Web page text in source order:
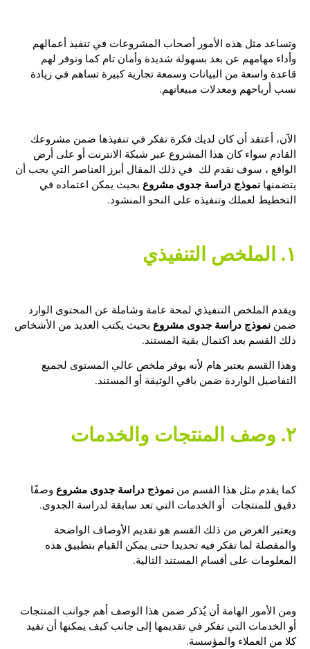
وتساعد مثل هذه الأمور أصحاب المشروعات في تنفيذ أعمالهم
وأداء مهامهم عن بعد بسهولة شديدة وأمان تام كما وتوفر لهم
قاعدة واسعة من البيانات وسمعة تجارية كبيرة تساهم في زيادة
نسب أرباحهم ومعدلات مبيعاتهم.
الآن، أعتقد أن كان لديك فكرة تفكر في تنفيذها ضمن مشروعك
القادم سواء كان هذا المشروع عبر شبكة الانترنت أو على أرض
الواقع ، سوف نقدم لك في ذلك المقال أبرز العناصر التي يجب أن
يتضمنهانموذج دراسة جدوى مشروع بحيث يمكن اعتماده في
التخطيط لعملك وتنفيذه على النحو المنشود.
ويقدم الملخص التنفيذي لمحة عامة وشاملة عن المحتوى الوارد
ضمننموذج دراسة جدوى مشروع بحيث يكتب العديد من الأشخاص
ذلك القسم بعد اكتمال بقية المستند.
وهذا القسم يعتبر هام لأنه يوفر ملخص عالي المستوى لجميع
التفاصيل الواردة ضمن باقي الوثيقة أو المستند.
كما يقدم مثل هذا القسم مننموذج دراسة جدوى مشروع وصفًا
دقيق للمنتجات أو الخدمات التي تعد سابقة لدراسة الجدوى.
ويعتبر الغرض من ذلك القسم هو تقديم الأوصاف الواضحة
والمفصلة لما تفكر فيه تحديدا حتى يمكن القيام بتطبيق هذه
المعلومات على أقسام المستند التالية.
ومن الأمور الهامة أن يُذكر ضمن هذا الوصف أهم جوانب المنتجات
أو الخدمات التي تفكر في تقديمها إلى جانب كيف يمكنها أن تفيد
كلا من العملاء والمؤسسة.